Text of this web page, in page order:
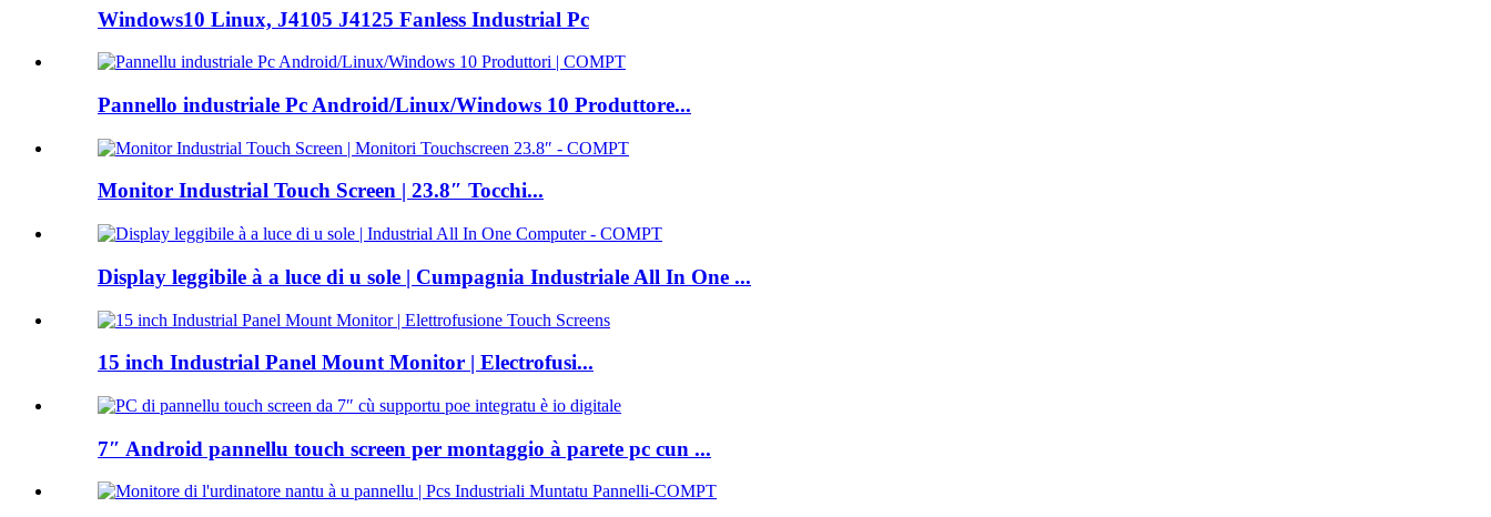
Windows10 Linux, J4105 J4125 Fanless Industrial Pc
Pannello industriale Pc Android/Linux/Windows 10 Produttore...
Monitor Industrial Touch Screen | 23.8″ Tocchi...
Display leggibile à a luce di u sole | Cumpagnia Industriale All In One ...
15 inch Industrial Panel Mount Monitor | Electrofusi...
7″ Android pannellu touch screen per montaggio à parete pc cun ...